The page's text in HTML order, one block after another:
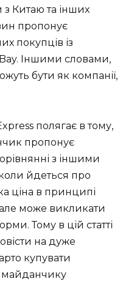
Китаю та інших
пропонує
покупців із
Іншими словами,
бути як компанії,
полягає в тому,
пропонує
з іншими
йдеться про
ціна в принципі
може викликати
Тому в цій статті
на дуже
купувати
майданчику